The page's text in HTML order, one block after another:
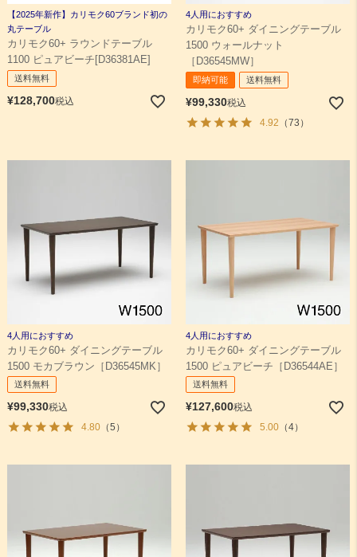
【2025年新作】カリモク60ブランド初の
丸テーブル
カリモク60+ ラウンドテーブル
1100 ピュアビーチ[D36381AE]
送料無料
¥128,700税込
4人用におすすめ
カリモク60+ ダイニングテーブル
1500 ウォールナット
［D36545MW］
即納可能 送料無料
¥99,330税込
4.92 （73）
4人用におすすめ
カリモク60+ ダイニングテーブル
1500 モカブラウン［D36545MK］
送料無料
¥99,330税込
4.80（5）
4人用におすすめ
カリモク60+ ダイニングテーブル
1500 ピュアビーチ［D36544AE］
送料無料
¥127,600税込
5.00（4）